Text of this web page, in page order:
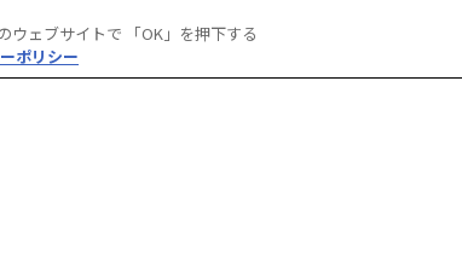
える！Sポイント
ェブサイトで 「OK」を押下する
ポリシー